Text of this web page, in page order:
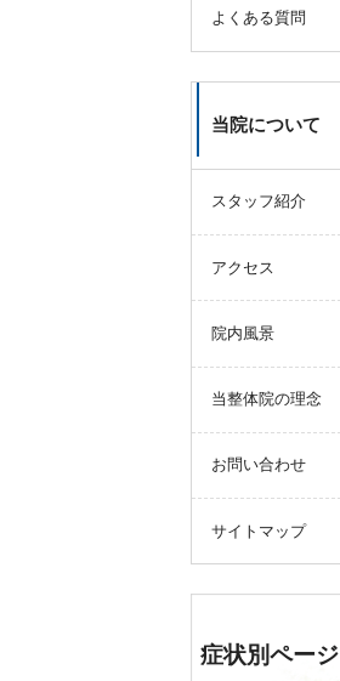
よくある質問
当院について
スタッフ紹介
アクセス
院内風景
当整体院の理念
お問い合わせ
サイトマップ
症状別ページ